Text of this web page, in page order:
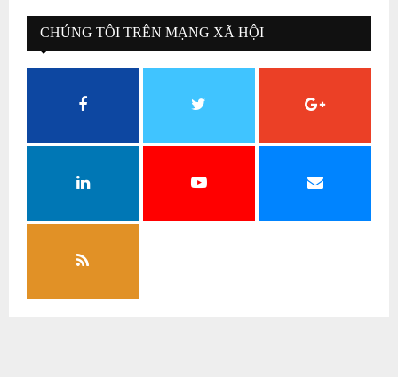
CHÚNG TÔI TRÊN MẠNG XÃ HỘI